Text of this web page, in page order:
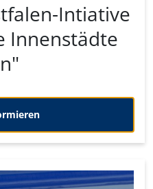
Intiative
Innenstädte